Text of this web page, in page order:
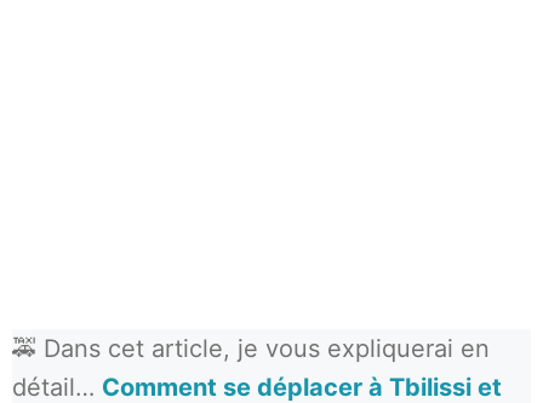
🚕 Dans cet article, je vous expliquerai en
détail… Comment se déplacer à Tbilissi et